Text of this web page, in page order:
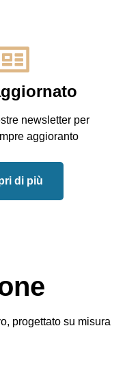
newsletter per
aggioranto
di più
progettato su misura